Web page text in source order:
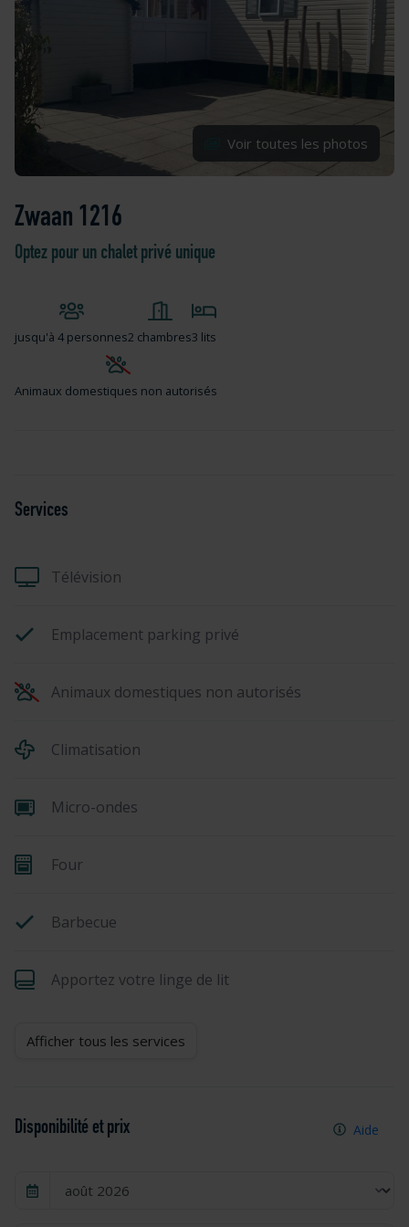
Voir toutes les photos
Zwaan 1216
Optez pour un chalet privé unique
jusqu'à 4 personnes2 chambres3 lits
Animaux domestiques non autorisés
Services
Télévision
Emplacement parking privé
Animaux domestiques non autorisés
Climatisation
Micro-ondes
Four
Barbecue
Apportez votre linge de lit
Afficher tous les services
Disponibilité et prix Aide